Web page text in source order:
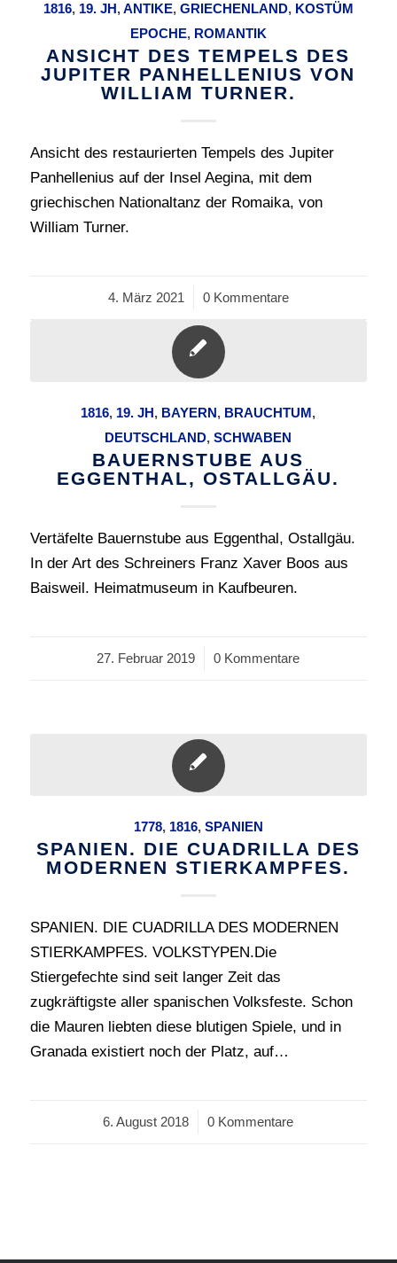
1816, 19. JH,ANTIKE, GRIECHENLAND, KOSTÜM
EPOCHE, ROMANTIK
ANSICHT DES TEMPELS DES
JUPITER PANHELLENIUS VON
WILLIAM TURNER.
Ansicht des restaurierten Tempels des Jupiter
Panhellenius auf der Insel Aegina, mit dem
griechischen Nationaltanz der Romaika, von
William Turner.
4. März 2021
/ 0 Kommentare
1816, 19. JH, BAYERN, BRAUCHTUM,
DEUTSCHLAND,SCHWABEN
BAUERNSTUBE AUS
EGGENTHAL, OSTALLGÄU.
Vertäfelte Bauernstube aus Eggenthal, Ostallgäu.
In der Art des Schreiners Franz Xaver Boos aus
Baisweil. Heimatmuseum in Kaufbeuren.
27. Februar 2019
/ 0 Kommentare
1778, 1816, SPANIEN
SPANIEN. DIE CUADRILLA DES
MODERNEN STIERKAMPFES.
SPANIEN. DIE CUADRILLA DES MODERNEN
STIERKAMPFES. VOLKSTYPEN.Die
Stiergefechte sind seit langer Zeit das
zugkräftigste aller spanischen Volksfeste. Schon
die Mauren liebten diese blutigen Spiele, und in
Granada existiert noch der Platz, auf…
6. August 2018
/ 0 Kommentare